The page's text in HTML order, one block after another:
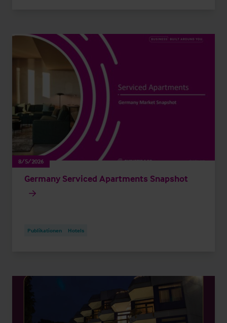
8/5/2026
Germany Serviced Apartments Snapshot
Publikationen Hotels